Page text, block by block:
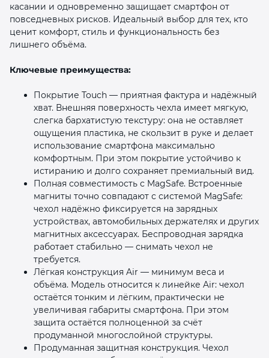
касании и одновременно защищает смартфон от
повседневных рисков. Идеальный выбор для тех, кто
ценит комфорт, стиль и функциональность без
лишнего объёма.
Ключевые преимущества:
Покрытие Touch — приятная фактура и надёжный
хват. Внешняя поверхность чехла имеет мягкую,
слегка бархатистую текстуру: она не оставляет
ощущения пластика, не скользит в руке и делает
использование смартфона максимально
комфортным. При этом покрытие устойчиво к
истиранию и долго сохраняет премиальный вид.
Полная совместимость с MagSafe. Встроенные
магниты точно совпадают с системой MagSafe:
чехол надёжно фиксируется на зарядных
устройствах, автомобильных держателях и других
магнитных аксессуарах. Беспроводная зарядка
работает стабильно — снимать чехол не
требуется.
Лёгкая конструкция Air — минимум веса и
объёма. Модель относится к линейке Air: чехол
остаётся тонким и лёгким, практически не
увеличивая габариты смартфона. При этом
защита остаётся полноценной за счёт
продуманной многослойной структуры.
Продуманная защитная конструкция. Чехол